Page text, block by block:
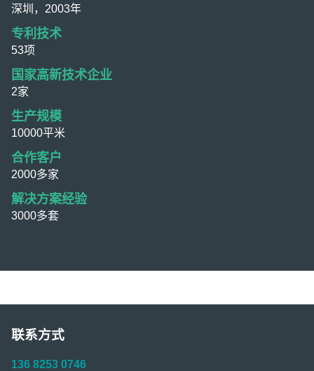
深圳，2003年
专利技术
53项
国家高新技术企业
2家
生产规模
10000平米
合作客户
2000多家
解决方案经验
3000多套
联系方式
136 8253 0746